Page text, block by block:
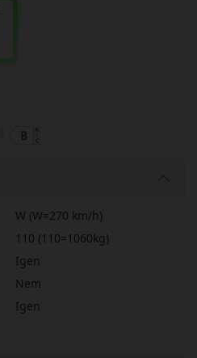
W (W=270 km/h)
110 (110=1060kg)
Igen
Nem
Igen